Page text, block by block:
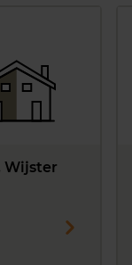
Wijster